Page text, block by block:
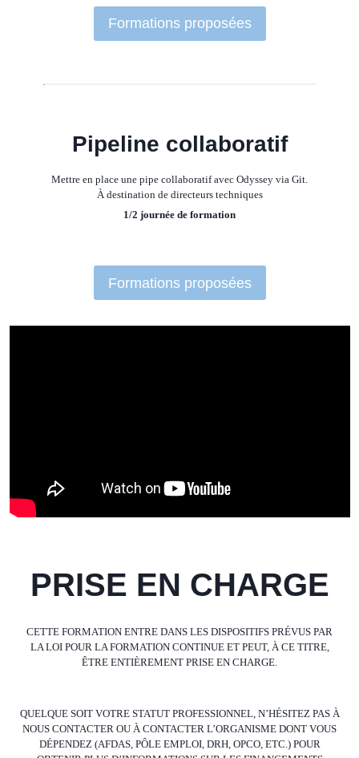
Formations proposées
Pipeline collaboratif
Mettre en place une pipe collaboratif avec Odyssey via Git.
À destination de directeurs techniques
1/2 journée de formation
Formations proposées
PRISE EN CHARGE
CETTE FORMATION ENTRE DANS LES DISPOSITIFS PRÉVUS PAR
LA LOI POUR LA FORMATION CONTINUE ET PEUT, À CE TITRE,
ÊTRE ENTIÈREMENT PRISE EN CHARGE.
QUELQUE SOIT VOTRE STATUT PROFESSIONNEL, N’HÉSITEZ PAS À
NOUS CONTACTER OU À CONTACTER L’ORGANISME DONT VOUS
DÉPENDEZ (AFDAS, PÔLE EMPLOI, DRH, OPCO, ETC.) POUR